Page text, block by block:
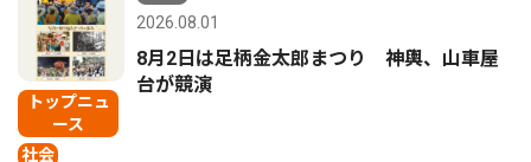
トップニュ
ース
社会
2026.08.01
8月2日は足柄金太郎まつり 神輿、山車屋
台が競演